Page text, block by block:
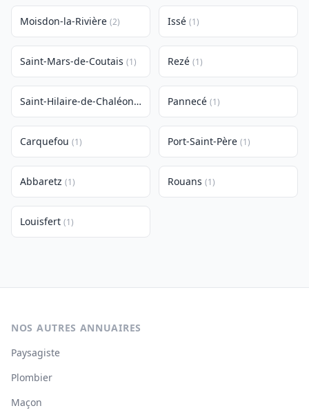
Moisdon-la-Rivière (2) Issé (1)
Saint-Mars-de-Coutais (1) Rezé (1)
Saint-Hilaire-de-Chaléons Pannecé (1)
Carquefou (1) Port-Saint-Père (1)
Abbaretz (1) Rouans (1)
Louisfert (1)
NOS AUTRES ANNUAIRES
Paysagiste
Plombier
Maçon